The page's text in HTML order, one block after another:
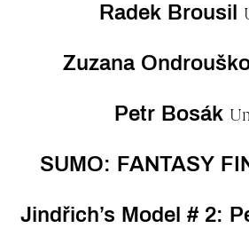
Radek Brousil
Zuzana
Petr Bosák
SUMO: FANTASY
Jindřich’s Model # 2: